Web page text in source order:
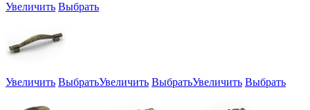
Увеличить Выбрать
Увеличить ВыбратьУвеличить ВыбратьУвеличить Выбрать